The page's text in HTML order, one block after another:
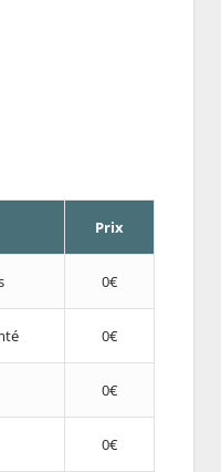
Prix
0€
0€
0€
0€